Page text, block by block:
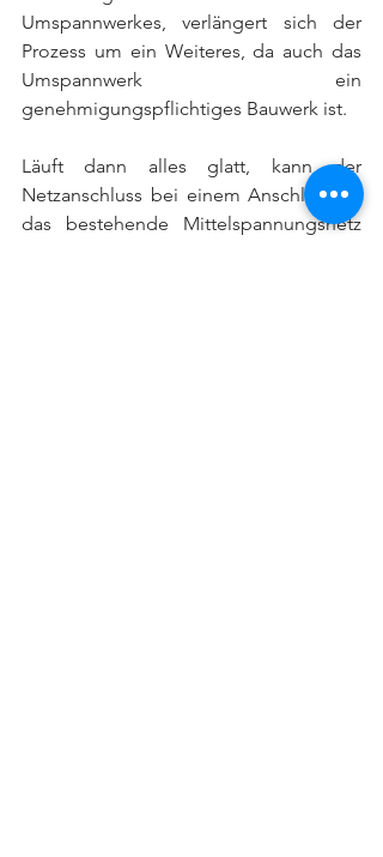
Umspannwerkes, verlängert sich der
Prozess um ein Weiteres, da auch das
Umspannwerk ein
genehmigungspflichtiges Bauwerk ist.
Läuft dann alles glatt, kann der
Netzanschluss bei einem Anschluss an
das bestehende Mittelspannungsnetz